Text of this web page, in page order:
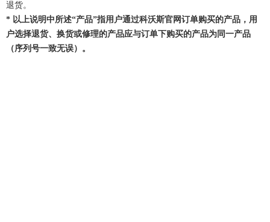
退货。
* 以上说明中所述“产品”指用户通过科沃斯官网订单购买的产品，用
户选择退货、换货或修理的产品应与订单下购买的产品为同一产品
（序列号一致无误）。